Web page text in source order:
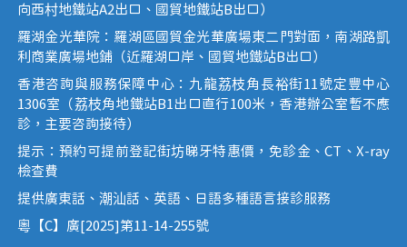
向西村地鐵站A2出口、國貿地鐵站B出口）
羅湖金光華院：羅湖區國貿金光華廣場東二門對面，南湖路凱
利商業廣場地鋪（近羅湖口岸、國貿地鐵站B出口）
香港咨詢與服務保障中心：九龍荔枝角長裕街11號定豐中心
1306室（荔枝角地鐵站B1出口直行100米，香港辦公室暫不應
診，主要咨詢接待）
提示：預約可提前登記街坊睇牙特惠價，免診金、CT、X-ray
檢查費
提供廣東話、潮汕話、英語、日語多種語言接診服務
粵【C】廣[2025]第11-14-255號